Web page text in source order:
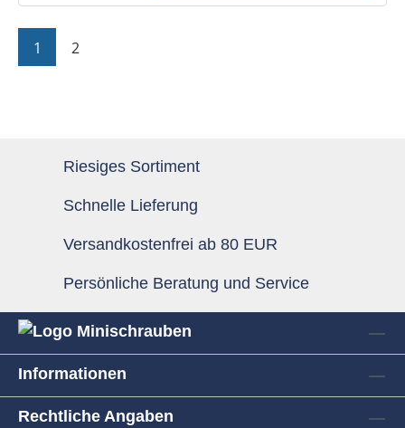
Seite
1 Seite
2
Riesiges Sortiment
Schnelle Lieferung
Versandkostenfrei ab 80 EUR
Persönliche Beratung und Service
Informationen
Rechtliche Angaben